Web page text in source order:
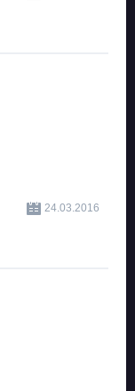
24.03.2016